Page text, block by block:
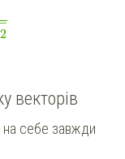
2
векторів
на себе завжди